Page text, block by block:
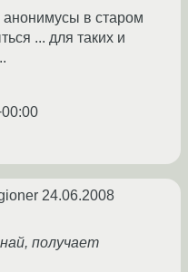
анонимусы в старом
... для таких и
24.06.2008
получает